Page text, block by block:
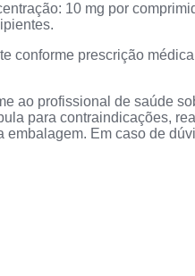
10 mg por
conforme prescrição
ao profissional de saúde
para contraindicações,
Em caso de